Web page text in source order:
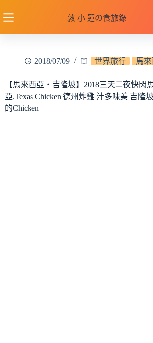
至
敦 小 蓮の食旅錄
2018/07/09 世界旅行 馬
【馬來西亞‧吉隆坡】2018三天二夜快閃
亞.Texas Chicken 德州炸雞 汁多味美 吉隆
的Chicken